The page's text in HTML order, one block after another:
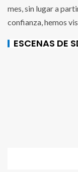
mes, sin lugar a
confianza, hemos
ESCENAS DE